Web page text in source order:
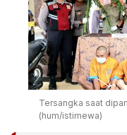
Tersangka saat
(hum/istimewa)